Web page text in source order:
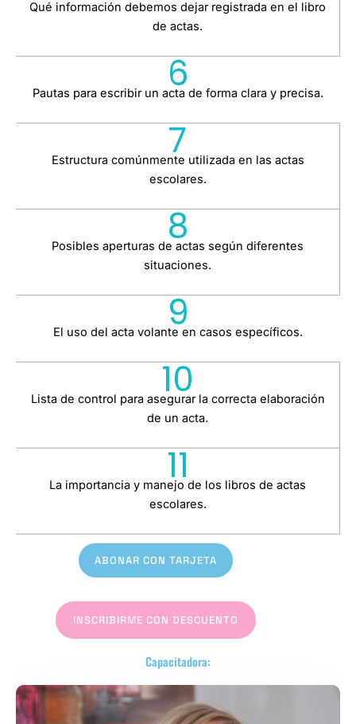
Qué información debemos dejar registrada en el libro
de actas.
6
Pautas para escribir un acta de forma clara y precisa.
7
Estructura comúnmente utilizada en las actas
escolares.
8
Posibles aperturas de actas según diferentes
situaciones.
9
El uso del acta volante en casos específicos.
10
Lista de control para asegurar la correcta elaboración
de un acta.
11
La importancia y manejo de los libros de actas
escolares.
ABONAR CON TARJETA
INSCRIBIRME CON DESCUENTO
Capacitadora: